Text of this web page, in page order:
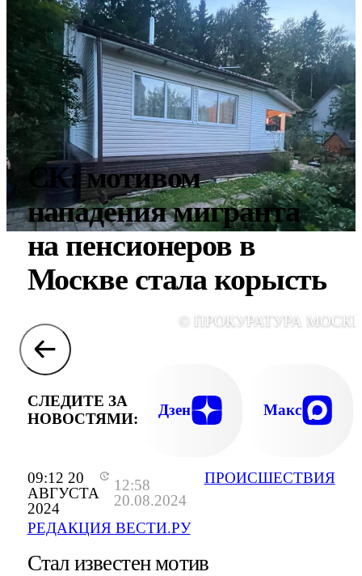
09:12 20
АВГУСТА
2024
12:58
20.08.2024
РЕДАКЦИЯ ВЕСТИ.РУ
ПРОИСШЕСТВИЯ
СК: мотивом
нападения мигранта
на пенсионеров в
Москве стала корысть
© ПРОКУРАТУРА
СЛЕДИТЕ ЗА
НОВОСТЯМИ:
Дзен Макс
Стал известен мотив